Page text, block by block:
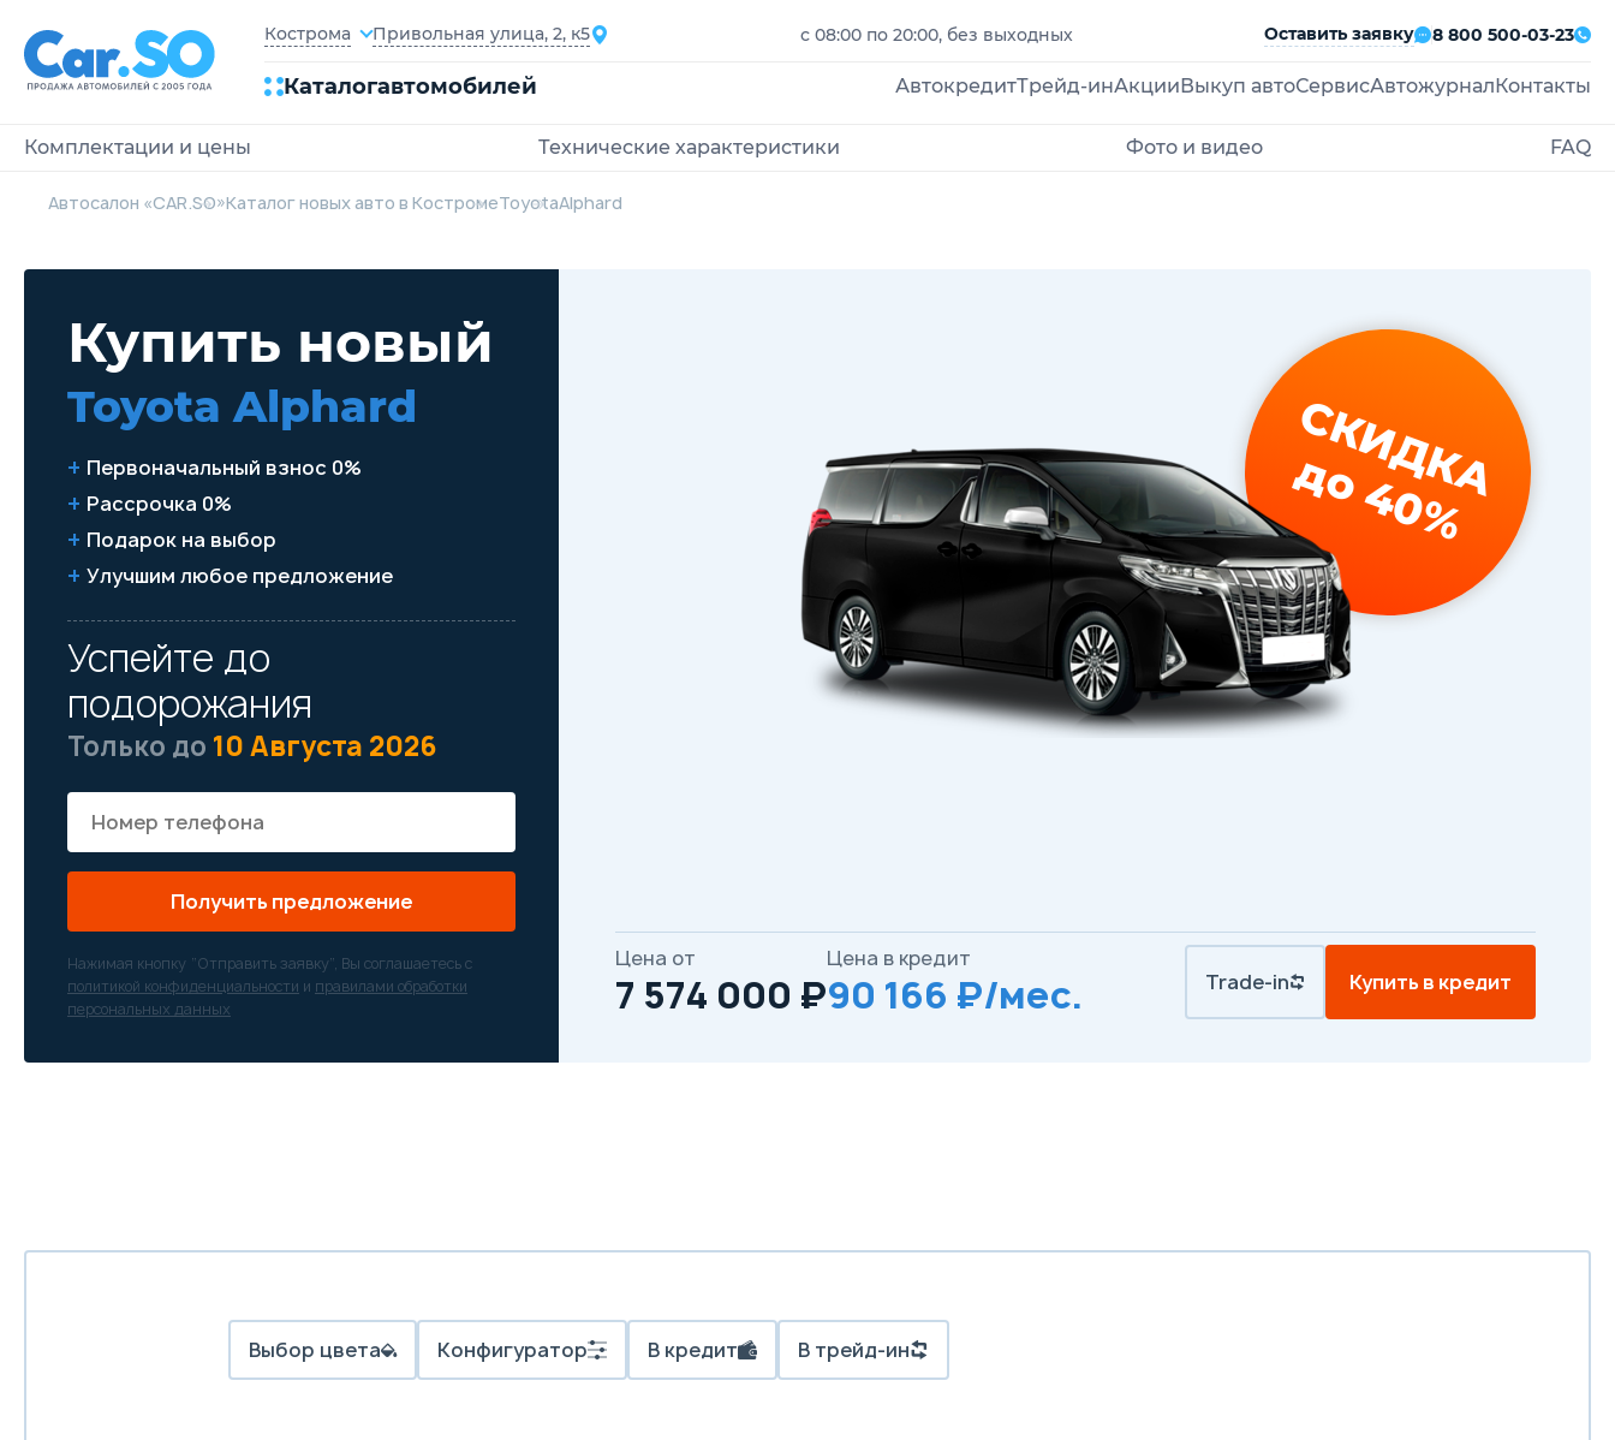
Кострома Привольная улица, 2, к5 с 08:00 по 20:00, без выходных Оставить заявку 8 800 500-03-23
Каталогавтомобилей АвтокредитТрейд-инАкции Выкуп автоСервисАвтожурнал Контакты
Комплектации и цены Технические характеристики Фото и видео FAQ
Автосалон «CAR.SO»Каталог новых авто в КостромеToyotaAlphard
Купить новый
Toyota Alphard
Первоначальный взнос 0%
Рассрочка 0%
Подарок на выбор
Улучшим любое предложение
Успейте до
подорожания
Только до 10 Августа 2026
Получить предложение
Нажимая кнопку “Отправить заявку”, Вы соглашаетесь с
политикой конфиденциальности и правилами обработки
персональных данных
СКИДКА
до 40%
Цена от
7 574 000 ₽
Цена в кредит
90 166 ₽/мес. Trade-in Купить в кредит
Выбор цвета Конфигуратор В кредит В трейд-ин